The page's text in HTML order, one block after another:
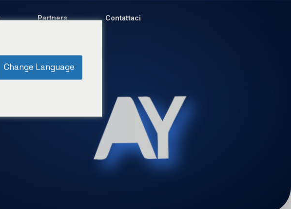
Partners Contattaci
Change Language